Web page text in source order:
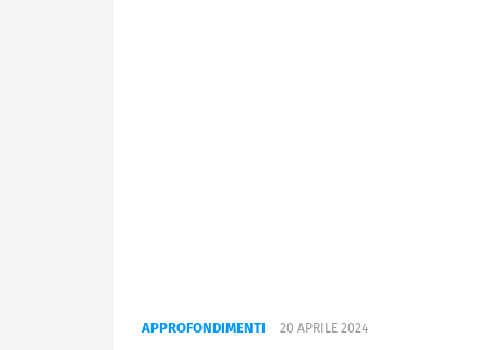
APPROFONDIMENTI 20 APRILE 2024